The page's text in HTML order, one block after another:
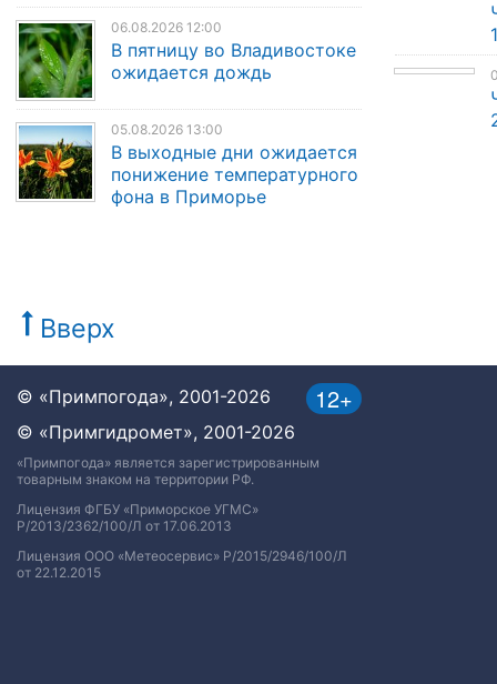
06.08.2026 12:00
В пятницу во Владивостоке
ожидается дождь
05.08.2026 13:00
В выходные дни ожидается
понижение температурного
фона в Приморье
Вверх
12+
© «Примпогода», 2001-2026
© «Примгидромет», 2001-2026
«Примпогода» является зарегистрированным
товарным знаком на территории РФ.
Лицензия ФГБУ «Приморское УГМС»
Р/2013/2362/100/Л от 17.06.2013
Лицензия ООО «Метеосервис» Р/2015/2946/100/Л
от 22.12.2015